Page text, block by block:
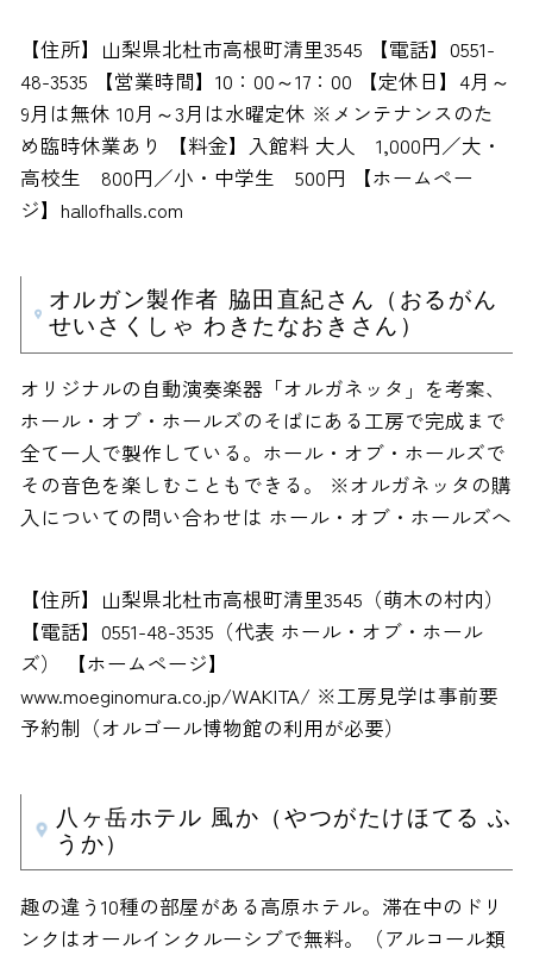
【住所】山梨県北杜市高根町清里3545 【電話】0551-
48-3535 【営業時間】10：00～17：00 【定休日】4月～
9月は無休 10月～3月は水曜定休 ※メンテナンスのた
め臨時休業あり 【料金】入館料 大人 1,000円／大・
高校生 800円／小・中学生 500円 【ホームペー
ジ】hallofhalls.com
オルガン製作者 脇田直紀さん（おるがん
せいさくしゃ わきたなおきさん）
オリジナルの自動演奏楽器「オルガネッタ」を考案、
ホール・オブ・ホールズのそばにある工房で完成まで
全て一人で製作している。ホール・オブ・ホールズで
その音色を楽しむこともできる。 ※オルガネッタの購
入についての問い合わせは ホール・オブ・ホールズへ
【住所】山梨県北杜市高根町清里3545（萌木の村内）
【電話】0551-48-3535（代表 ホール・オブ・ホール
ズ） 【ホームページ】
www.moeginomura.co.jp/WAKITA/ ※工房見学は事前要
予約制（オルゴール博物館の利用が必要）
八ヶ岳ホテル 風か（やつがたけほてる ふ
うか）
趣の違う10種の部屋がある高原ホテル。滞在中のドリ
ンクはオールインクルーシブで無料。（アルコール類